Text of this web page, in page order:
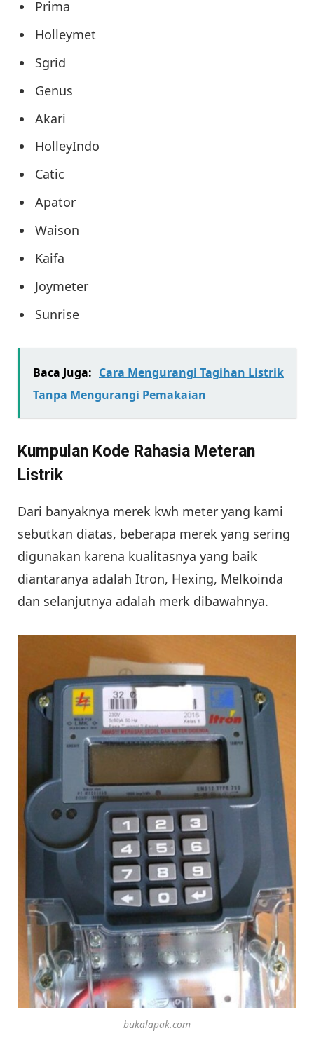
Prima
Holleymet
Sgrid
Genus
Akari
HolleyIndo
Catic
Apator
Waison
Kaifa
Joymeter
Sunrise
Baca Juga: Cara Mengurangi Tagihan Listrik
Tanpa Mengurangi Pemakaian
Kumpulan Kode Rahasia Meteran
Listrik
Dari banyaknya merek kwh meter yang kami
sebutkan diatas, beberapa merek yang sering
digunakan karena kualitasnya yang baik
diantaranya adalah Itron, Hexing, Melkoinda
dan selanjutnya adalah merk dibawahnya.
bukalapak.com